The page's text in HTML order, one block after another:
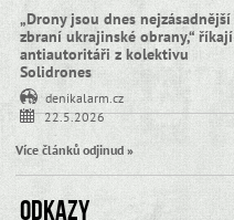
„Drony jsou dnes nejzásadnější
zbraní ukrajinské obrany,“ říkají
antiautoritáři z kolektivu
Solidrones
denikalarm.cz
22.5.2026
Více článků odjinud »
Odkazy